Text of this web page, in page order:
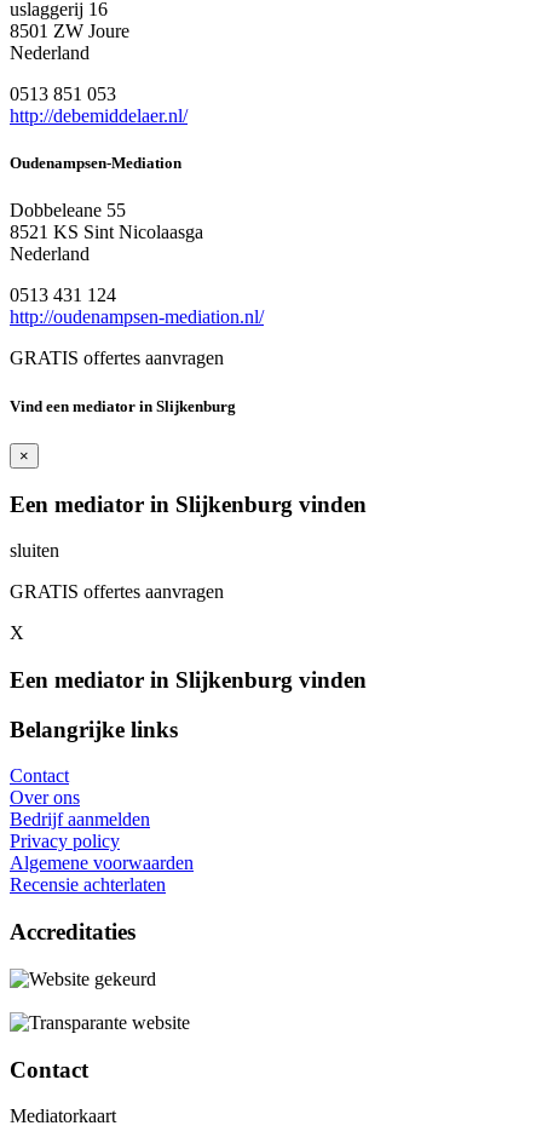
uslaggerij 16
8501 ZW Joure
Nederland
0513 851 053
http://debemiddelaer.nl/
Oudenampsen-Mediation
Dobbeleane 55
8521 KS Sint Nicolaasga
Nederland
0513 431 124
http://oudenampsen-mediation.nl/
GRATIS offertes aanvragen
Vind een mediator in Slijkenburg
×
Een mediator in Slijkenburg vinden
sluiten
GRATIS offertes aanvragen
X
Een mediator in Slijkenburg vinden
Belangrijke links
Contact
Over ons
Bedrijf aanmelden
Privacy policy
Algemene voorwaarden
Recensie achterlaten
Accreditaties
Contact
Mediatorkaart